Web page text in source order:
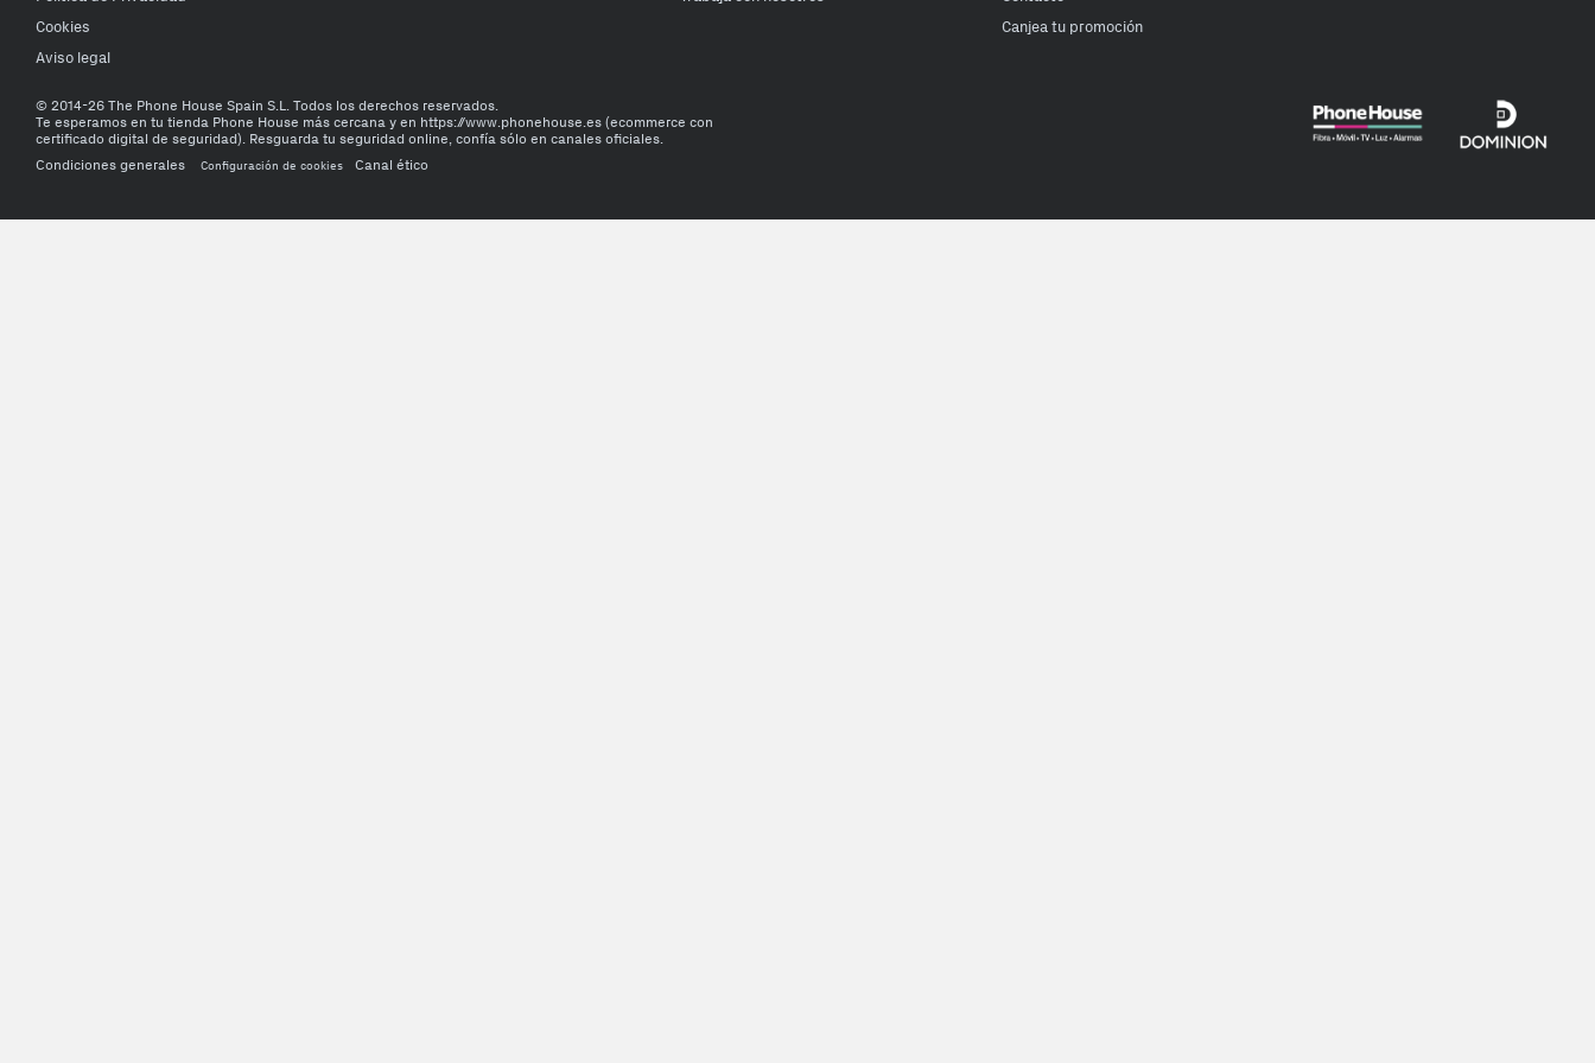
Cookies
Aviso legal
Canjea tu promoción
© 2014-26 The Phone House Spain S.L. Todos los derechos reservados.
Te esperamos en tu tienda Phone House más cercana y en https://www.phonehouse.es (ecommerce con
certificado digital de seguridad). Resguarda tu seguridad online, confía sólo en canales oficiales.
Condiciones generales
Configuración de cookies Canal ético